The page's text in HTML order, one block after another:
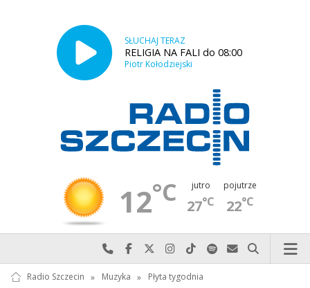
SŁUCHAJ TERAZ
RELIGIA NA FALI do 08:00
Piotr Kołodziejski
12°C jutro
27°C
pojutrze
22°C
Najlepiej po prostu do nas zadzwoń
Odwiedź nas na Facebook-u
Odwiedź nas na X
Odwiedź nas na Instagram-ie
Odwiedź nas na TikTok-u
Szukaj nas na Spotify
Wyślij do nas
Szukaj
Radio Szczecin » Muzyka » Płyta tygodnia